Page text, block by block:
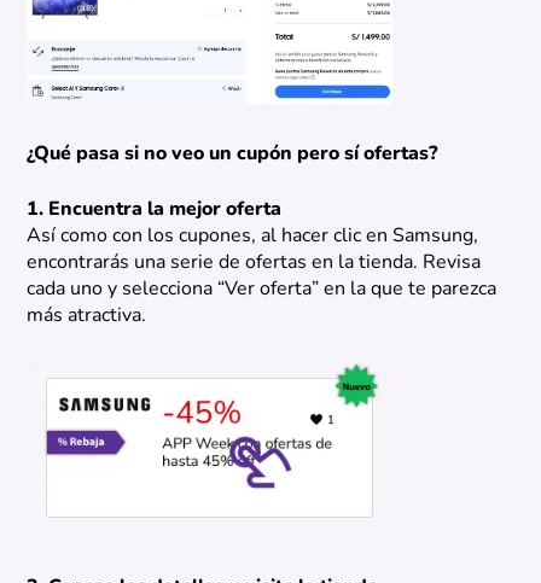
¿Qué pasa si no veo un cupón pero sí ofertas?
1. Encuentra la mejor oferta
Así como con los cupones, al hacer clic en Samsung,
encontrarás una serie de ofertas en la tienda. Revisa
cada uno y selecciona “Ver oferta” en la que te parezca
más atractiva.